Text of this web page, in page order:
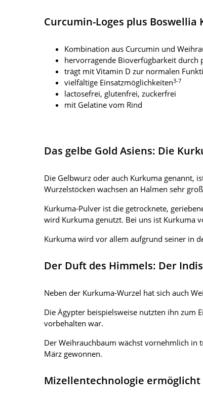
Curcumin-Loges plus Boswellia
Kombination aus Curcumin und
hervorragende Bioverfügbarkeit durch
trägt mit Vitamin D zur normalen
vielfältige Einsatzmöglichkeiten3-7
lactosefrei, glutenfrei, zuckerfrei
mit Gelatine vom Rind
Das gelbe Gold Asiens: Die
Die Gelbwurz oder auch Kurkuma genannt,
Wurzelstöcken wachsen an Halmen sehr
Kurkuma-Pulver ist die getrocknete,
wird Kurkuma genutzt. Bei uns ist Kurkuma
Kurkuma wird vor allem aufgrund seiner in
Der Duft des Himmels: Der
Neben der Kurkuma-Wurzel hat sich auch
Die Ägypter beispielsweise nutzten ihn zum
vorbehalten war.
Der Weihrauchbaum wächst vornehmlich in
März gewonnen.
Mizellentechnologie